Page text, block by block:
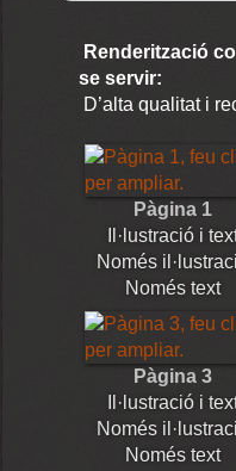
Renderització
se servir:
D’alta qualitat i
Pàgina 1
Il·lustració i
Només
Només text
Pàgina 3
Il·lustració i
Només
Només text